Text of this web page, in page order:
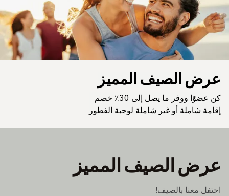
عرض الصيف المميز
كن عضوًا ووفر ما يصل إلى 30٪ خصم
إقامة شاملة أو غير شاملة لوجبة الفطور
عرض الصيف المميز
احتفل معنا بالصيف!